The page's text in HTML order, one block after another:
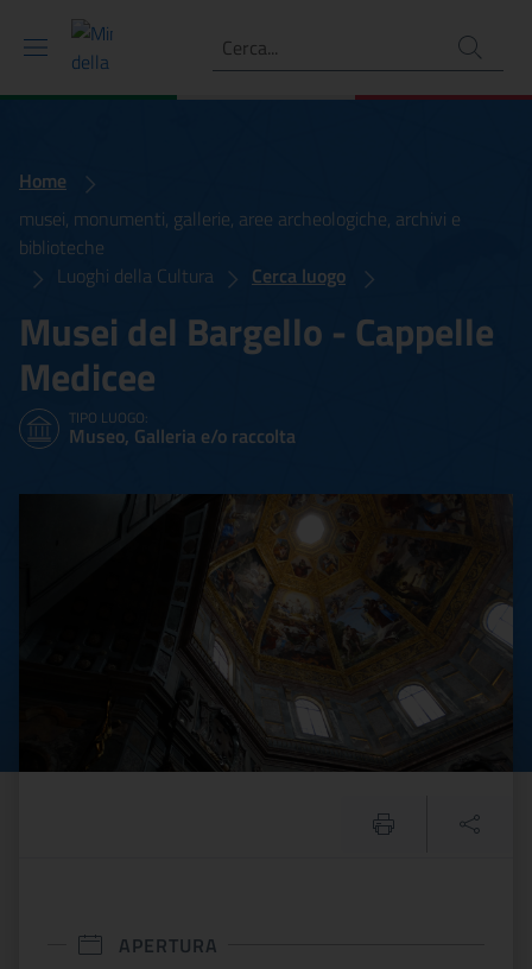
Ricerca
Home
musei, monumenti, gallerie, aree archeologiche, archivi e
biblioteche
Luoghi della Cultura
Cerca luogo
Musei del Bargello - Cappelle
Medicee
TIPO LUOGO:
Museo, Galleria e/o raccolta
Musei del Bargello -
APERTURA